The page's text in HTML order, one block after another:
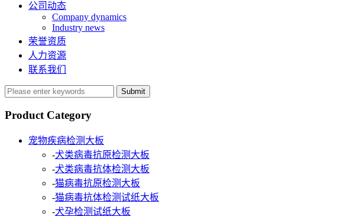
公司动态
Company dynamics
Industry news
荣誉资质
人力资源
联系我们
Submit
Product Category
宠物疾病检测大板
-犬类病毒抗原检测大板
-犬类病毒抗体检测大板
-猫病毒抗原检测大板
-猫病毒抗体检测试纸大板
-犬孕检测试纸大板